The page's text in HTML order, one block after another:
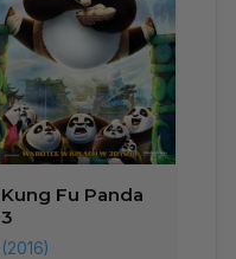
Kung Fu Panda
3
(2016)